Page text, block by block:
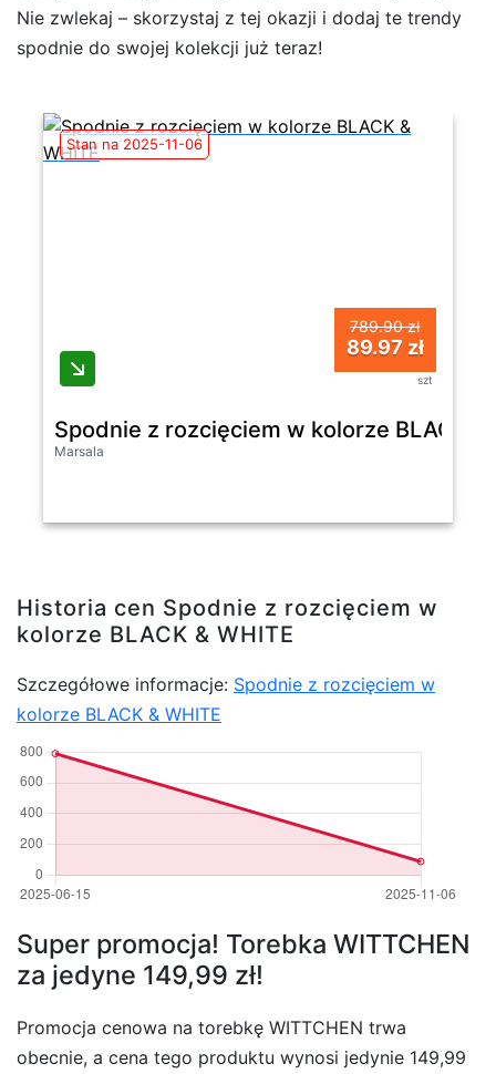
Nie zwlekaj – skorzystaj z tej okazji i dodaj te trendy
spodnie do swojej kolekcji już teraz!
Stan na 2025-11-06
789.90 zł
89.97 zł
szt
Spodnie z rozcięciem w kolorze BLACK &
Marsala
Historia cen Spodnie z rozcięciem w
kolorze BLACK & WHITE
Szczegółowe informacje: Spodnie z rozcięciem w
kolorze BLACK & WHITE
Super promocja! Torebka WITTCHEN
za jedyne 149,99 zł!
Promocja cenowa na torebkę WITTCHEN trwa
obecnie, a cena tego produktu wynosi jedynie 149,99